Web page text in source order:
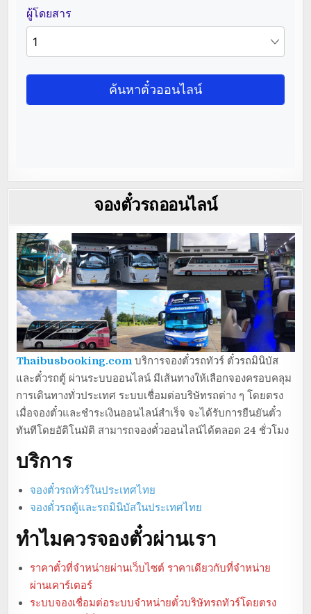
จองตั๋วรถออนไลน์
Thaibusbooking.com บริการจองตั๋วรถทัวร์ ตั๋วรถมินิบัส
และตั๋วรถตู้ ผ่านระบบออนไลน์ มีเส้นทางให้เลือกจองครอบคลุม
การเดินทางทั่วประเทศ ระบบเชื่อมต่อบริษัทรถต่าง ๆ โดยตรง
เมื่อจองตั๋วและชำระเงินออนไลน์สำเร็จ จะได้รับการยืนยันตั๋ว
ทันทีโดยอัติโนมัติ สามารถจองตั๋วออนไลน์ได้ตลอด 24 ชั่วโมง
บริการ
จองตั๋วรถทัวร์ในประเทศไทย
จองตั๋วรถตู้และรถมินิบัสในประเทศไทย
ทำไมควรจองตั๋วผ่านเรา
ราคาตั๋วที่จำหน่ายผ่านเว็บไซต์ ราคาเดียวกับที่จำหน่าย
ผ่านเคาร์เตอร์
ระบบจองเชื่อมต่อระบบจำหน่ายตั๋วบริษัทรถทัวร์โดยตรง